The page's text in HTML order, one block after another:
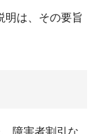
明は、その要旨